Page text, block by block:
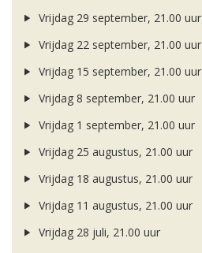
Vrijdag 29 september, 21.00 uur
Vrijdag 22 september, 21.00 uur
Vrijdag 15 september, 21.00 uur
Vrijdag 8 september, 21.00 uur
Vrijdag 1 september, 21.00 uur
Vrijdag 25 augustus, 21.00 uur
Vrijdag 18 augustus, 21.00 uur
Vrijdag 11 augustus, 21.00 uur
Vrijdag 28 juli, 21.00 uur